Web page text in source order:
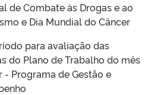
de Combate às Drogas e ao
e Dia Mundial do Câncer
para avaliação das
do Plano de Trabalho do mês
- Programa de Gestão e